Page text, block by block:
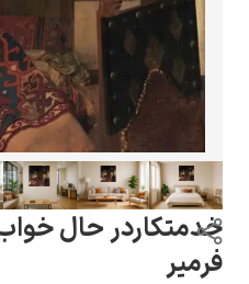
ونسان ون گوگ
گوستاو کلیمت
حال خواب – یوهانس